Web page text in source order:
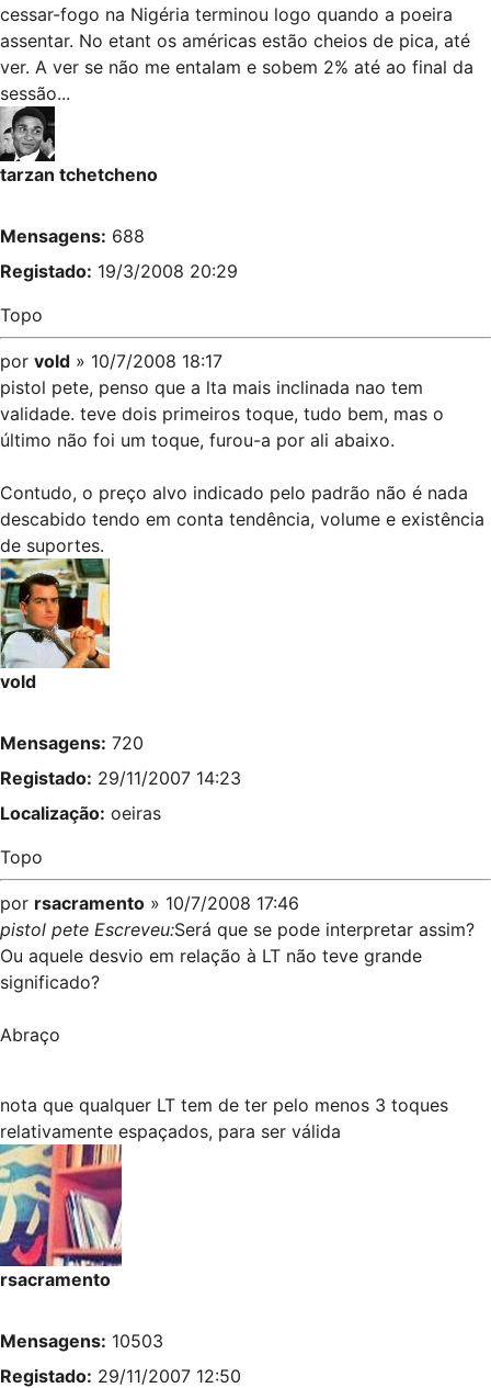
cessar-fogo na Nigéria terminou logo quando a poeira
assentar. No etant os américas estão cheios de pica, até
ver. A ver se não me entalam e sobem 2% até ao final da
sessão...
tarzan tchetcheno
Mensagens: 688
Registado: 19/3/2008 20:29
Topo
por vold » 10/7/2008 18:17
pistol pete, penso que a lta mais inclinada nao tem
validade. teve dois primeiros toque, tudo bem, mas o
último não foi um toque, furou-a por ali abaixo.
Contudo, o preço alvo indicado pelo padrão não é nada
descabido tendo em conta tendência, volume e existência
de suportes.
vold
Mensagens: 720
Registado: 29/11/2007 14:23
Localização: oeiras
Topo
por rsacramento » 10/7/2008 17:46
pistol pete Escreveu:Será que se pode interpretar assim?
Ou aquele desvio em relação à LT não teve grande
significado?
Abraço
nota que qualquer LT tem de ter pelo menos 3 toques
relativamente espaçados, para ser válida
rsacramento
Mensagens: 10503
Registado: 29/11/2007 12:50